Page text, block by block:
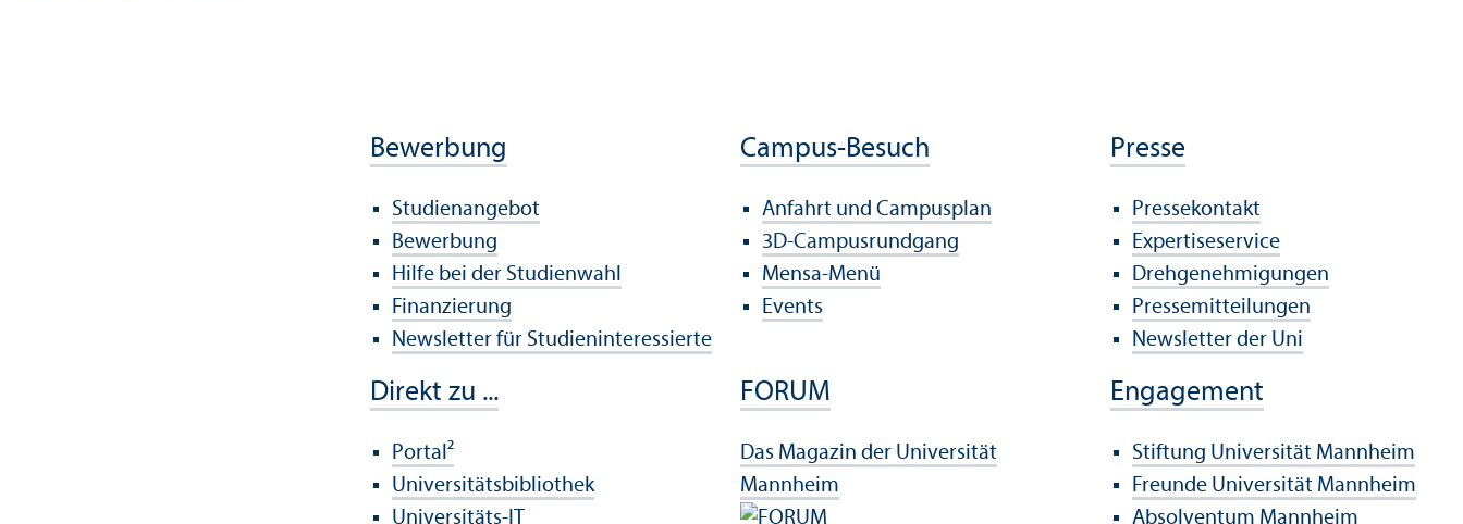
Bewerbung
Studien­angebot
Bewerbung
Hilfe bei der Studien­wahl
Finanzierung
Newsletter für Studien­interessierte
Campus-Besuch
Anfahrt und Campusplan
3D-Campusrundgang
Mensa-Menü
Events
Presse
Pressekontakt
Expertiseservice
Drehgenehmigungen
Pressemitteilungen
Newsletter der Uni
Direkt zu ...
Portal²
Universitäts­bibliothek
Universitäts-IT
FORUM
Das Magazin der Universität
Mannheim
Engagement
Stiftung Universität Mannheim
Freunde Universität Mannheim
Absolventum Mannheim